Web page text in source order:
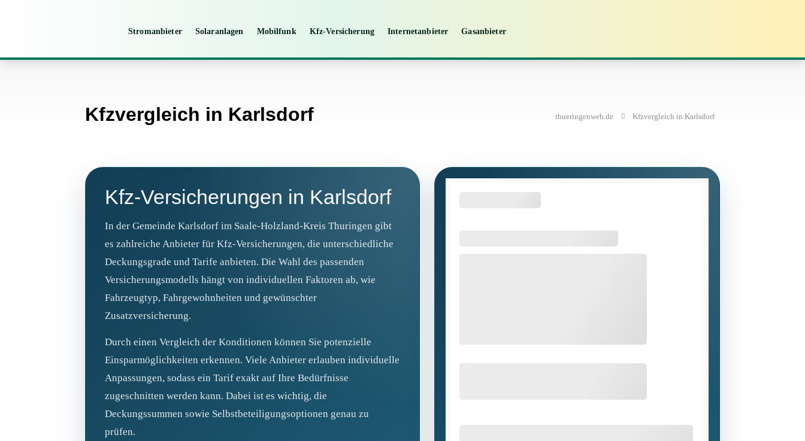
Stromanbieter Solaranlagen Mobilfunk Kfz-Versicherung Internetanbieter Gasanbieter
Kfzvergleich in Karlsdorf thueringenweb.de Kfzvergleich in Karlsdorf
Kfz‑Versicherungen in Karlsdorf
In der Gemeinde Karlsdorf im Saale-Holzland-Kreis Thuringen gibt
es zahlreiche Anbieter für Kfz-Versicherungen, die unterschiedliche
Deckungsgrade und Tarife anbieten. Die Wahl des passenden
Versicherungsmodells hängt von individuellen Faktoren ab, wie
Fahrzeugtyp, Fahrgewohnheiten und gewünschter
Zusatzversicherung.
Durch einen Vergleich der Konditionen können Sie potenzielle
Einsparmöglichkeiten erkennen. Viele Anbieter erlauben individuelle
Anpassungen, sodass ein Tarif exakt auf Ihre Bedürfnisse
zugeschnitten werden kann. Dabei ist es wichtig, die
Deckungssummen sowie Selbstbeteiligungsoptionen genau zu
prüfen.